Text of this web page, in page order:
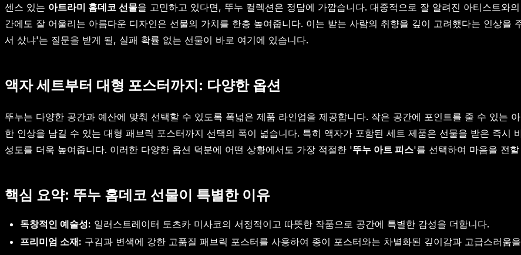
센스 있는 아트라미 홈데코 선물을 고민하고 있다면, 뚜누 컬렉션은 정답에 가깝습니다. 대중적으로 잘 알려진 아티스트와
간에도 잘 어울리는 아름다운 디자인은 선물의 가치를 한층 높여줍니다. 이는 받는 사람의 취향을 깊이 고려했다는 인상을
서 샀냐'는 질문을 받게 될, 실패 확률 없는 선물이 바로 여기에 있습니다.
액자 세트부터 대형 포스터까지: 다양한 옵션
뚜누는 다양한 공간과 예산에 맞춰 선택할 수 있도록 폭넓은 제품 라인업을 제공합니다. 작은 공간에 포인트를 줄 수 있는
한 인상을 남길 수 있는 대형 패브릭 포스터까지 선택의 폭이 넓습니다. 특히 액자가 포함된 세트 제품은 선물을 받은 즉시
성도를 더욱 높여줍니다. 이러한 다양한 옵션 덕분에 어떤 상황에서도 가장 적절한 '뚜누 아트 피스'를 선택하여 마음을 전
핵심 요약: 뚜누 홈데코 선물이 특별한 이유
독창적인 예술성: 일러스트레이터 토츠카 미사코의 서정적이고 따뜻한 작품으로 공간에 특별한 감성을 더합니다.
프리미엄 소재: 구김과 변색에 강한 고품질 패브릭 포스터를 사용하여 종이 포스터와는 차별화된 깊이감과 고급스러움